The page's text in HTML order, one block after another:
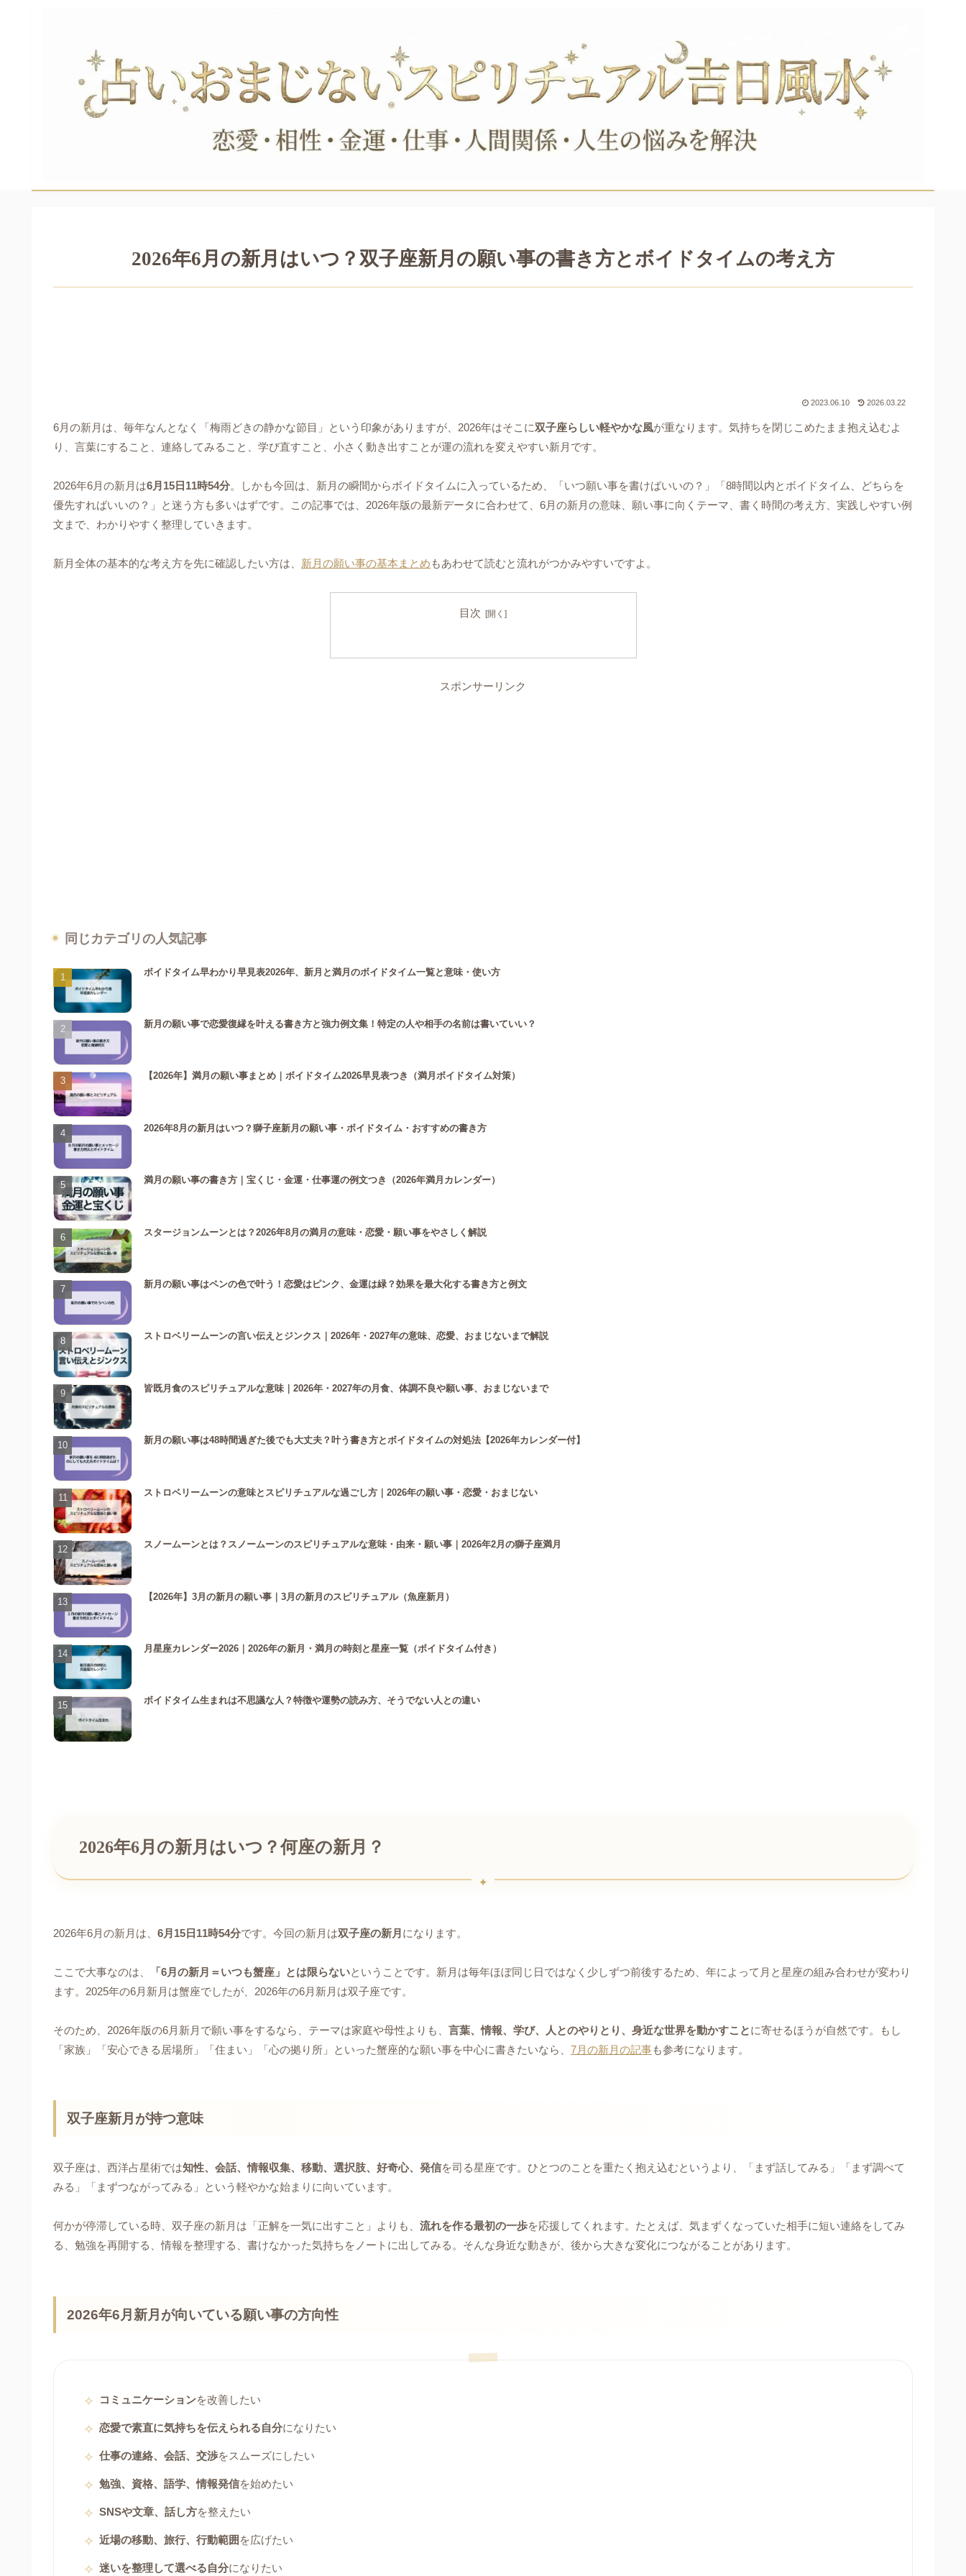
2026年6月の新月はいつ？双子座新月の願い事の書き方とボイドタイムの考え方
2023.06.10 2026.03.22
6月の新月は、毎年なんとなく「梅雨どきの静かな節目」という印象がありますが、2026年はそこに双子座らしい軽やかな風が重なります。気持ちを閉じこめたまま抱え込むよ
り、言葉にすること、連絡してみること、学び直すこと、小さく動き出すことが運の流れを変えやすい新月です。
2026年6月の新月は6月15日11時54分。しかも今回は、新月の瞬間からボイドタイムに入っているため、「いつ願い事を書けばいいの？」「8時間以内とボイドタイム、どちらを
優先すればいいの？」と迷う方も多いはずです。この記事では、2026年版の最新データに合わせて、6月の新月の意味、願い事に向くテーマ、書く時間の考え方、実践しやすい例
文まで、わかりやすく整理していきます。
新月全体の基本的な考え方を先に確認したい方は、 新月の願い事の基本まとめ もあわせて読むと流れがつかみやすいですよ。
目次
スポンサーリンク
同じカテゴリの人気記事
ボイドタイム早わかり早見表2026年、新月と満月のボイドタイム一覧と意味・使い方
新月の願い事で恋愛復縁を叶える書き方と強力例文集！特定の人や相手の名前は書いていい？
【2026年】満月の願い事まとめ｜ボイドタイム2026早見表つき（満月ボイドタイム対策）
2026年8月の新月はいつ？獅子座新月の願い事・ボイドタイム・おすすめの書き方
満月の願い事の書き方｜宝くじ・金運・仕事運の例文つき（2026年満月カレンダー）
スタージョンムーンとは？2026年8月の満月の意味・恋愛・願い事をやさしく解説
新月の願い事はペンの色で叶う！恋愛はピンク、金運は緑？効果を最大化する書き方と例文
ストロベリームーンの言い伝えとジンクス｜2026年・2027年の意味、恋愛、おまじないまで解説
皆既月食のスピリチュアルな意味｜2026年・2027年の月食、体調不良や願い事、おまじないまで
新月の願い事は48時間過ぎた後でも大丈夫？叶う書き方とボイドタイムの対処法【2026年カレンダー付】
ストロベリームーンの意味とスピリチュアルな過ごし方｜2026年の願い事・恋愛・おまじない
スノームーンとは？スノームーンのスピリチュアルな意味・由来・願い事｜2026年2月の獅子座満月
【2026年】3月の新月の願い事｜3月の新月のスピリチュアル（魚座新月）
月星座カレンダー2026｜2026年の新月・満月の時刻と星座一覧（ボイドタイム付き）
ボイドタイム生まれは不思議な人？特徴や運勢の読み方、そうでない人との違い
2026年6月の新月はいつ？何座の新月？
2026年6月の新月は、 6月15日11時54分です。今回の新月は双子座の新月 になります。
ここで大事なのは、 「6月の新月＝いつも蟹座」とは限らないということです。新月は毎年ほぼ同じ日ではなく少しずつ前後するため、年によって月と星座の組み合わせが変わり
ます。2025年の6月新月は蟹座でしたが、2026年の6月新月は双子座です。
そのため、2026年版の6月新月で願い事をするなら、テーマは家庭や母性よりも、 言葉、情報、学び、人とのやりとり、身近な世界を動かすことに寄せるほうが自然です。もし
「家族」「安心できる居場所」「住まい」「心の拠り所」といった蟹座的な願い事を中心に書きたいなら、 7月の新月の記事も参考になります。
双子座新月が持つ意味
双子座は、西洋占星術では知性、会話、情報収集、移動、選択肢、好奇心、発信を司る星座です。ひとつのことを重たく抱え込むというより、「まず話してみる」「まず調べて
みる」「まずつながってみる」という軽やかな始まりに向いています。
何かが停滞している時、双子座の新月は「正解を一気に出すこと」よりも、 流れを作る最初の一歩を応援してくれます。たとえば、気まずくなっていた相手に短い連絡をしてみ
る、勉強を再開する、情報を整理する、書けなかった気持ちをノートに出してみる。そんな身近な動きが、後から大きな変化につながることがあります。
2026年6月新月が向いている願い事の方向性
コミュニケーションを改善したい
恋愛で素直に気持ちを伝えられる自分になりたい
仕事の連絡、会話、交渉をスムーズにしたい
勉強、資格、語学、情報発信を始めたい
SNSや文章、話し方を整えたい
近場の移動、旅行、行動範囲 を広げたい
迷いを整理して選べる自分になりたい